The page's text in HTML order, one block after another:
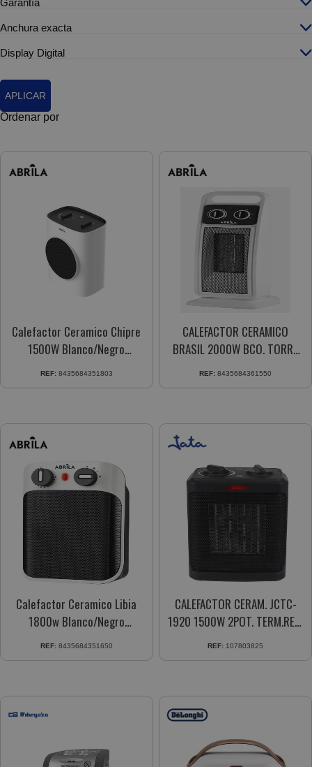
Garantía
Anchura exacta
Display Digital
APLICAR
Ordenar por
Calefactor Ceramico Chipre
1500W Blanco/Negro
2Potencia 230521526
REF: 8435684351803
CALEFACTOR CERAMICO
BRASIL 2000W BCO. TORRE
VERT. 2POT. OSCILANTE
229222001
REF: 8435684361550
Calefactor Ceramico Libia
1800w Blanco/Negro
2potencias 3funciones
230121801
REF: 8435684351650
CALEFACTOR CERAM. JCTC-
1920 1500W 2POT. TERM.REG.
ANTIVUELCO
REF: 107803825